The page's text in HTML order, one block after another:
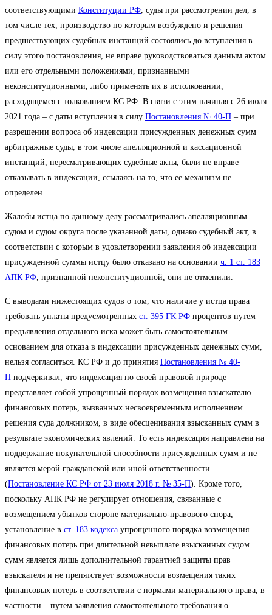
соответствующими Конституции РФ , суды при рассмотрении дел, в
том числе тех, производство по которым возбуждено и решения
предшествующих судебных инстанций состоялись до вступления в
силу этого постановления, не вправе руководствоваться данным актом
или его отдельными положениями, признанными
неконституционными, либо применять их в истолковании,
расходящемся с толкованием КС РФ. В связи с этим начиная с 26 июля
2021 года – с даты вступления в силу Постановления № 40-П – при
разрешении вопроса об индексации присужденных денежных сумм
арбитражные суды, в том числе апелляционной и кассационной
инстанций, пересматривающих судебные акты, были не вправе
отказывать в индексации, ссылаясь на то, что ее механизм не
определен.
Жалобы истца по данному делу рассматривались апелляционным
судом и судом округа после указанной даты, однако судебный акт, в
соответствии с которым в удовлетворении заявления об индексации
присужденной суммы истцу было отказано на основании ч. 1 ст. 183
АПК РФ , признанной неконституционной, они не отменили.
С выводами нижестоящих судов о том, что наличие у истца права
требовать уплаты предусмотренных ст. 395 ГК РФ процентов путем
предъявления отдельного иска может быть самостоятельным
основанием для отказа в индексации присужденных денежных сумм,
нельзя согласиться. КС РФ и до принятия Постановления № 40-
П подчеркивал, что индексация по своей правовой природе
представляет собой упрощенный порядок возмещения взыскателю
финансовых потерь, вызванных несвоевременным исполнением
решения суда должником, в виде обесценивания взысканных сумм в
результате экономических явлений. То есть индексация направлена на
поддержание покупательной способности присужденных сумм и не
является мерой гражданской или иной ответственности
(Постановление КС РФ от 23 июля 2018 г. № 35-П). Кроме того,
поскольку АПК РФ не регулирует отношения, связанные с
возмещением убытков стороне материально-правового спора,
установление в ст. 183 кодекса упрощенного порядка возмещения
финансовых потерь при длительной невыплате взысканных судом
сумм является лишь дополнительной гарантией защиты прав
взыскателя и не препятствует возможности возмещения таких
финансовых потерь в соответствии с нормами материального права, в
частности – путем заявления самостоятельного требования о